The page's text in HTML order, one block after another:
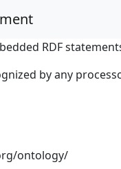
RDF
by any
ontology/